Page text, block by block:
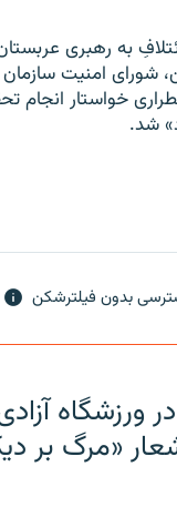
به رهبری
شورای امنیت
خواستار انجام
شد.
بدون فیلترشکن
ورزشگاه
«مرگ بر